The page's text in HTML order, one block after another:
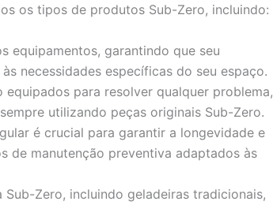
os tipos de produtos Sub-Zero, incluindo:
equipamentos, garantindo que seu
necessidades específicas do seu espaço.
equipados para resolver qualquer problema,
utilizando peças originais Sub-Zero.
é crucial para garantir a longevidade e
de manutenção preventiva adaptados às
Sub-Zero, incluindo geladeiras tradicionais,